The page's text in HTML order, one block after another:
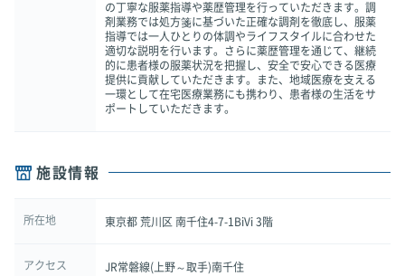
の丁寧な服薬指導や薬歴管理を行っていただきます。調
剤業務では処方箋に基づいた正確な調剤を徹底し、服薬
指導では一人ひとりの体調やライフスタイルに合わせた
適切な説明を行います。さらに薬歴管理を通じて、継続
的に患者様の服薬状況を把握し、安全で安心できる医療
提供に貢献していただきます。また、地域医療を支える
一環として在宅医療業務にも携わり、患者様の生活をサ
ポートしていただきます。
施設情報
所在地 東京都 荒川区 南千住4-7-1BiVi 3階
アクセス JR常磐線(上野～取手)南千住